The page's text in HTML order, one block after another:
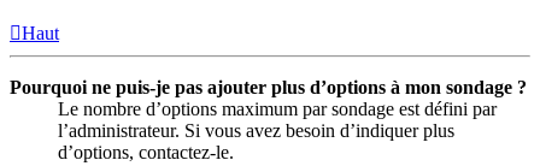
Haut
Pourquoi ne puis-je pas ajouter plus d’options à mon sondage ?
Le nombre d’options maximum par sondage est défini par
l’administrateur. Si vous avez besoin d’indiquer plus
d’options, contactez-le.